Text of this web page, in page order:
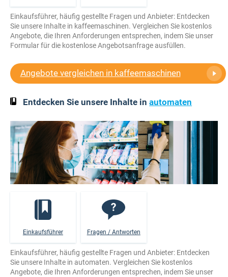
Einkaufsführer, häufig gestellte Fragen und Anbieter: Entdecken
Sie unsere Inhalte in kaffeemaschinen. Vergleichen Sie kostenlos
Angebote, die Ihren Anforderungen entsprechen, indem Sie unser
Formular für die kostenlose Angebotsanfrage ausfüllen.
Angebote vergleichen in kaffeemaschinen
Entdecken Sie unsere Inhalte inautomaten
Einkaufsführer Fragen / Antworten
Einkaufsführer, häufig gestellte Fragen und Anbieter: Entdecken
Sie unsere Inhalte in automaten. Vergleichen Sie kostenlos
Angebote, die Ihren Anforderungen entsprechen, indem Sie unser